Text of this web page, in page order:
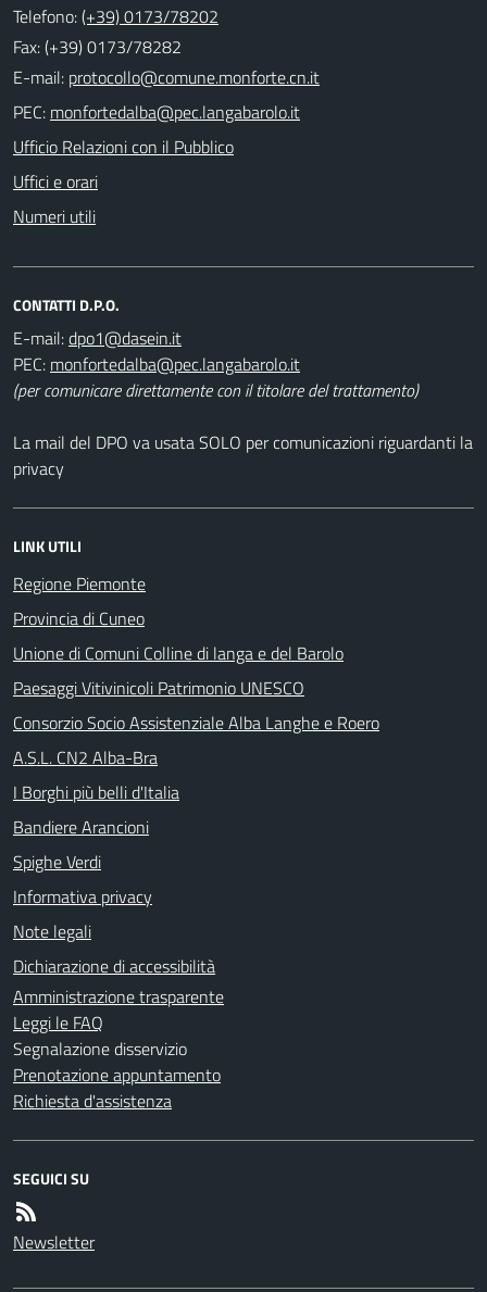
Telefono:(+39) 0173/78202
Fax: (+39) 0173/78282
E-mail:
PEC:
Ufficio Relazioni con il Pubblico
Uffici e orari
Numeri utili
CONTATTI D.P.O.
E-mail:
PEC:
(per comunicare direttamente con il titolare del trattamento)
La mail del DPO va usata SOLO per comunicazioni riguardanti la
privacy
LINK UTILI
Regione Piemonte
Provincia di Cuneo
Unione di Comuni Colline di langa e del Barolo
Paesaggi Vitivinicoli Patrimonio UNESCO
Consorzio Socio Assistenziale Alba Langhe e Roero
A.S.L. CN2 Alba-Bra
I Borghi più belli d'Italia
Bandiere Arancioni
Spighe Verdi
Informativa privacy
Note legali
Dichiarazione di accessibilità
Amministrazione trasparente
Leggi le FAQ
Segnalazione disservizio
Prenotazione appuntamento
Richiesta d'assistenza
SEGUICI SU
Newsletter